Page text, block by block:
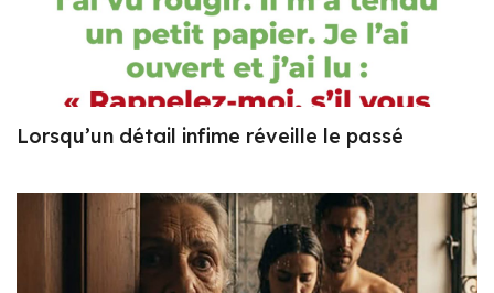
Lorsqu’un détail infime réveille le passé